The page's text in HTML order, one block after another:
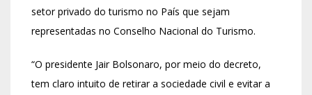
setor privado do turismo no País que sejam
representadas no Conselho Nacional do Turismo.
“O presidente Jair Bolsonaro, por meio do decreto,
tem claro intuito de retirar a sociedade civil e evitar a